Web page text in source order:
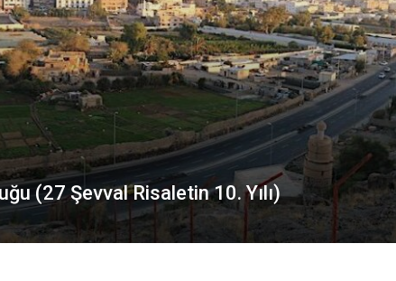
(27 Şevval Risaletin 10. Yılı)